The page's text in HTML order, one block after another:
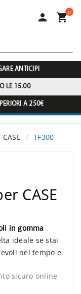
 0
ANTICIPI
LE 15.00
A 250€
CASE TF300
CASE
in gomma
ideale se stai
nel tempo e
sicuro online